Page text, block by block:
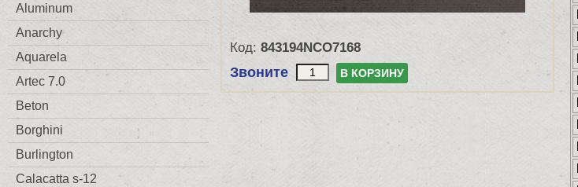
Aluminum
Anarchy
Aquarela
Artec 7.0
Beton
Borghini
Burlington
Calacatta s-12
Код: 843194NCO7168
Звоните В КОРЗИНУ